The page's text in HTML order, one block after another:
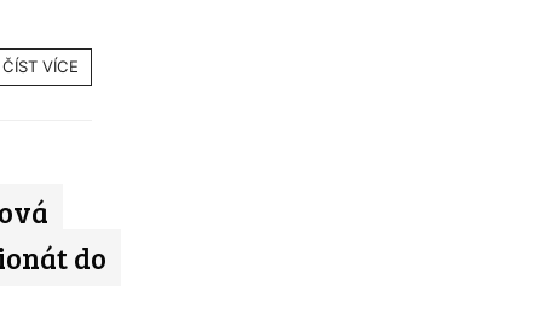
ČÍST VÍCE
do